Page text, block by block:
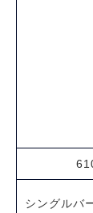
シングルバ